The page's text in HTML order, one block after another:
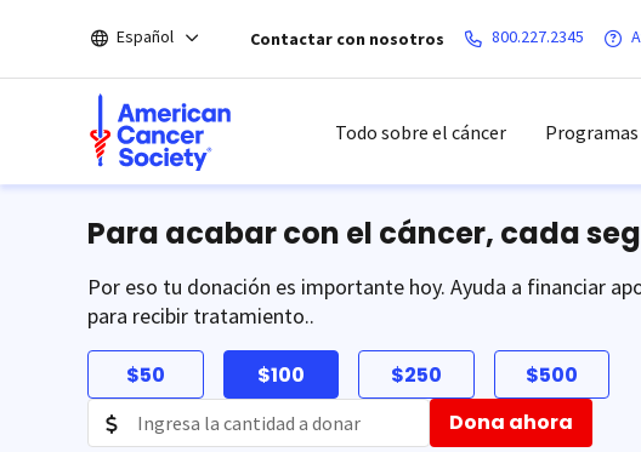
el
Español Contactar con nosotros 800.227.2345
Todo sobre el cáncer Programas
Para acabar con el cáncer, cada
Por eso tu donación es importante hoy. Ayuda a financiar
para recibir tratamiento..
$50 $100 $250 $500
Dona ahora